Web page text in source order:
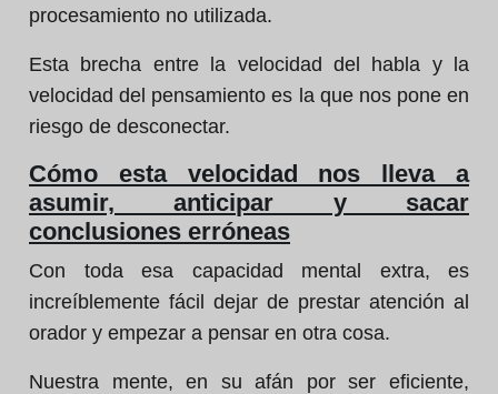
procesamiento no utilizada.
Esta brecha entre la velocidad del habla y la
velocidad del pensamiento es la que nos pone en
riesgo de desconectar.
Cómo esta velocidad nos lleva a
asumir, anticipar y sacar
conclusiones erróneas
Con toda esa capacidad mental extra, es
increíblemente fácil dejar de prestar atención al
orador y empezar a pensar en otra cosa.
Nuestra mente, en su afán por ser eficiente,